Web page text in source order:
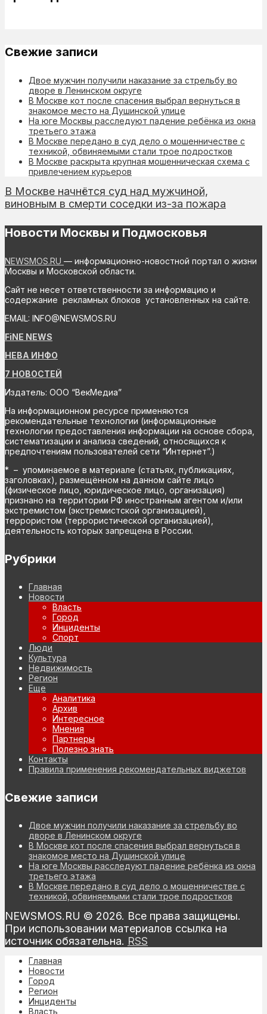
Свежие записи
Двое мужчин получили наказание за стрельбу во
дворе в Ленинском округе
В Москве кот после спасения выбрал вернуться в
знакомое место на Душинской улице
На юге Москвы расследуют падение ребёнка из окна
третьего этажа
В Москве передано в суд дело о мошенничестве с
техникой, обвиняемыми стали трое подростков
В Москве раскрыта крупная мошенническая схема с
привлечением курьеров
В Москве начнётся суд над мужчиной,
виновным в смерти соседки из-за пожара
Новости Москвы и Подмосковья
NEWSMOS.RU — информационно-новостной портал о жизни
Москвы и Московской области.
Сайт не несет ответственности за информацию и
содержание рекламных блоков установленных на сайте.
EMAIL: INFO@NEWSMOS.RU
FiNE NEWS
НЕВА ИНФО
7 НОВОСТЕЙ
Издатель: ООО “ВекМедиа”
На информационном ресурсе применяются
рекомендательные технологии (информационные
технологии предоставления информации на основе сбора,
систематизации и анализа сведений, относящихся к
предпочтениям пользователей сети “Интернет”.)
* – упоминаемое в материале (статьях, публикациях,
заголовках), размещённом на данном сайте лицо
(физическое лицо, юридическое лицо, организация)
признано на территории РФ иностранным агентом и/или
экстремистом (экстремистской организацией),
террористом (террористической организацией),
деятельность которых запрещена в России.
Рубрики
Главная
Новости
Власть
Город
Инциденты
Спорт
Люди
Культура
Недвижимость
Регион
Еще
Аналитика
Архив
Интересное
Мнения
Партнеры
Полезно знать
Контакты
Правила применения рекомендательных виджетов
Свежие записи
Двое мужчин получили наказание за стрельбу во
дворе в Ленинском округе
В Москве кот после спасения выбрал вернуться в
знакомое место на Душинской улице
На юге Москвы расследуют падение ребёнка из окна
третьего этажа
В Москве передано в суд дело о мошенничестве с
техникой, обвиняемыми стали трое подростков
NEWSMOS.RU © 2026. Все права защищены.
При использовании материалов ссылка на
источник обязательна. RSS
Главная
Новости
Город
Регион
Инциденты
Власть